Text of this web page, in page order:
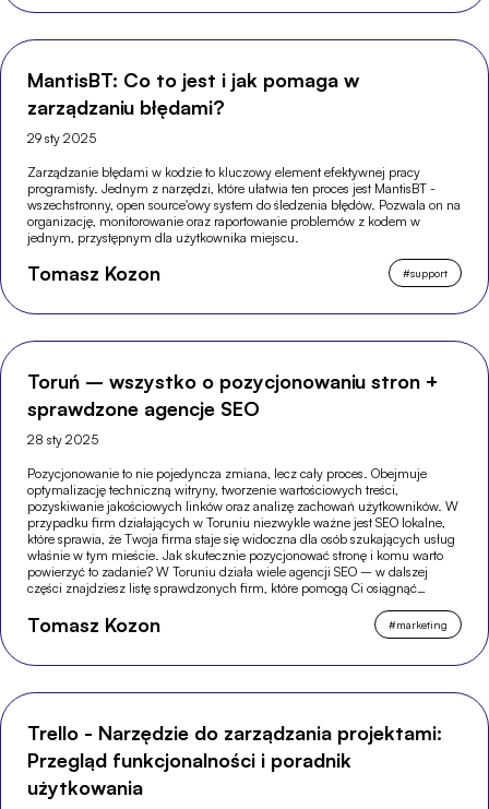
MantisBT: Co to jest i jak pomaga w
zarządzaniu błędami?
29 sty 2025
Zarządzanie błędami w kodzie to kluczowy element efektywnej pracy
programisty. Jednym z narzędzi, które ułatwia ten proces jest MantisBT -
wszechstronny, open source'owy system do śledzenia błędów. Pozwala on na
organizację, monitorowanie oraz raportowanie problemów z kodem w
jednym, przystępnym dla użytkownika miejscu.
Tomasz Kozon #support
Toruń – wszystko o pozycjonowaniu stron +
sprawdzone agencje SEO
28 sty 2025
Pozycjonowanie to nie pojedyncza zmiana, lecz cały proces. Obejmuje
optymalizację techniczną witryny, tworzenie wartościowych treści,
pozyskiwanie jakościowych linków oraz analizę zachowań użytkowników. W
przypadku firm działających w Toruniu niezwykle ważne jest SEO lokalne,
które sprawia, że Twoja firma staje się widoczna dla osób szukających usług
właśnie w tym mieście. Jak skutecznie pozycjonować stronę i komu warto
powierzyć to zadanie? W Toruniu działa wiele agencji SEO – w dalszej
części znajdziesz listę sprawdzonych firm, które pomogą Ci osiągnąć
Tomasz Kozon #marketing
Trello - Narzędzie do zarządzania projektami:
Przegląd funkcjonalności i poradnik
użytkowania